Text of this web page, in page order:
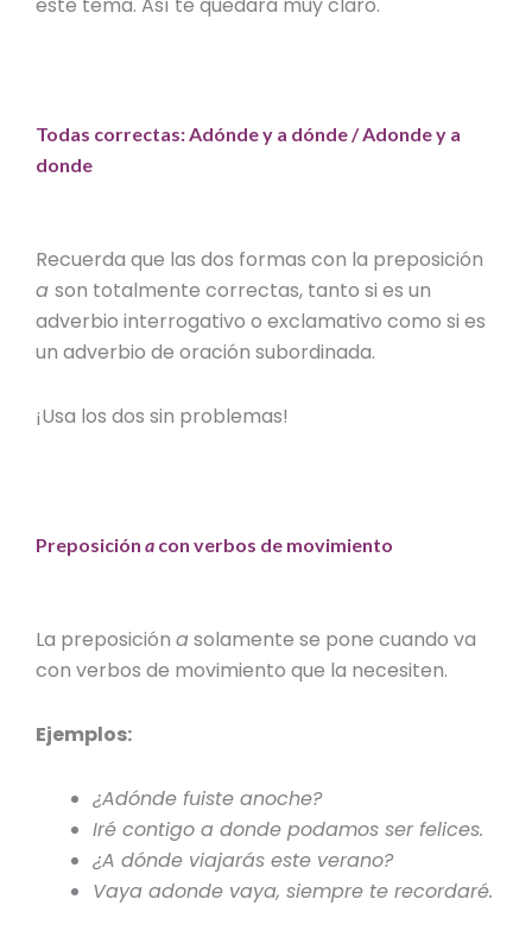
este tema. Así te quedará muy claro.
Todas correctas: Adónde y a dónde / Adonde y a
donde
Recuerda que las dos formas con la preposición
ason totalmente correctas, tanto si es un
adverbio interrogativo o exclamativo como si es
un adverbio de oración subordinada.
¡Usa los dos sin problemas!
Preposicióna con verbos de movimiento
La preposiciónasolamente se pone cuando va
con verbos de movimiento que la necesiten.
Ejemplos:
¿Adónde fuiste anoche?
Iré contigo a donde podamos ser felices.
¿A dónde viajarás este verano?
Vaya adonde vaya, siempre te recordaré.